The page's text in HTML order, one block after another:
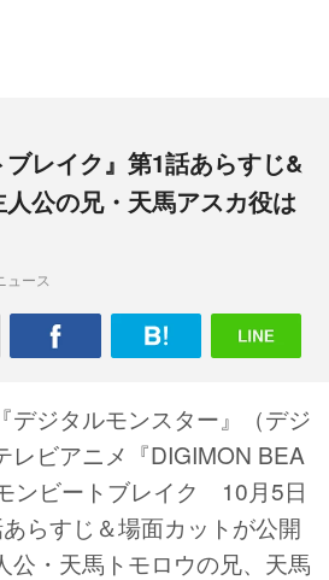
ブレイク』第1話あらすじ&
公の兄・天馬アスカ役は
ュース
ジタルモンスター』（デジ
レビアニメ『DIGIMON BEA
ンビートブレイク 10月5日
らすじ＆場面カットが公開
公・天馬トモロウの兄、天馬